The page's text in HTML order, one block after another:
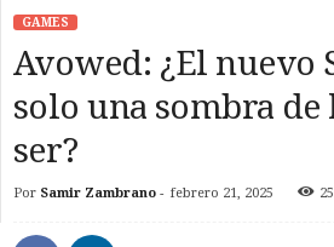
GAMES
Avowed: ¿El nuevo
solo una sombra
ser?
Por Samir Zambrano - febrero 21, 2025